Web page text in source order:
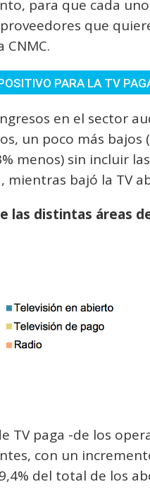
para que cada
que
CNMC.
PARA LA TV
en el sector
un poco más bajos
menos) sin incluir
mientras bajó la TV
las distintas áreas
TV paga -de los
con un
del total de los